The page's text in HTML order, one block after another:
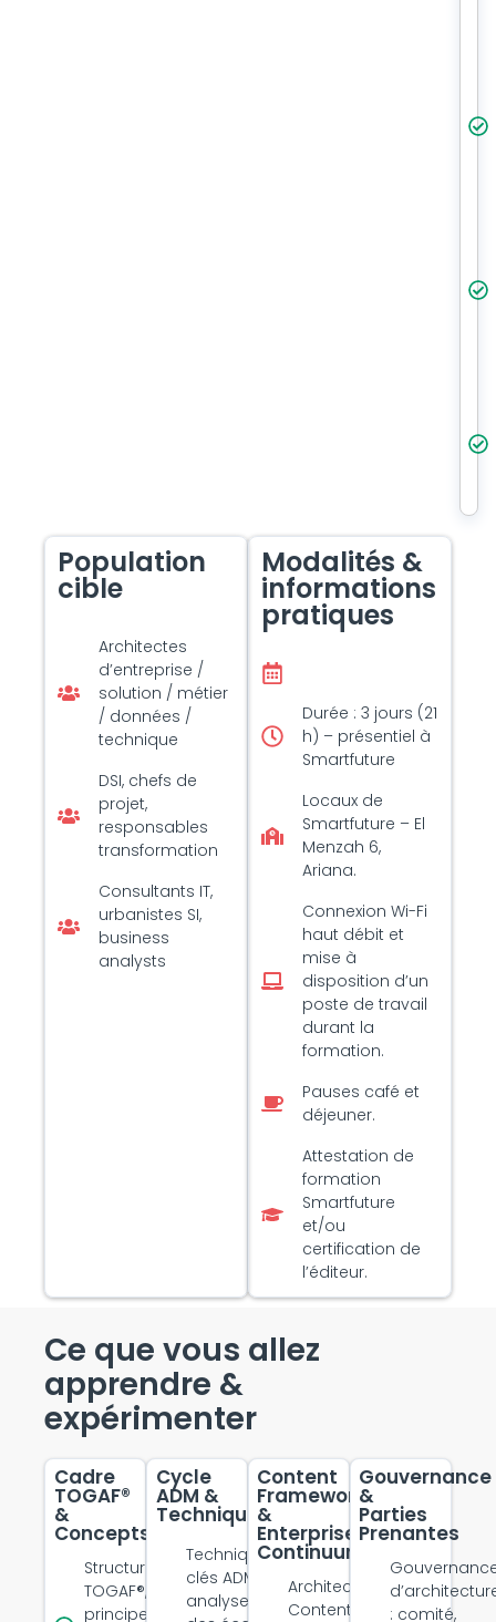
Population
cible
Architectes
d’entreprise /
solution / métier
/ données /
technique
DSI, chefs de
projet,
responsables
transformation
Consultants IT,
urbanistes SI,
business
analysts
Modalités &
informations
pratiques
Durée : 3 jours (21
h) – présentiel à
Smartfuture
Locaux de
Smartfuture – El
Menzah 6,
Ariana.
Connexion Wi-Fi
haut débit et
mise à
disposition d’un
poste de travail
durant la
formation.
Pauses café et
déjeuner.
Attestation de
formation
Smartfuture
et/ou
certification de
l’éditeur.
Ce que vous allez
apprendre &
expérimenter
Cadre
TOGAF®
&
Concepts
Structure
TOGAF®,
principes
Cycle
ADM &
Techniques
Techniques
clés ADM :
analyse
Content
Framework
&
Enterprise
Continuum
Architecture
Content
Gouvernance
&
Parties
Prenantes
: comité,